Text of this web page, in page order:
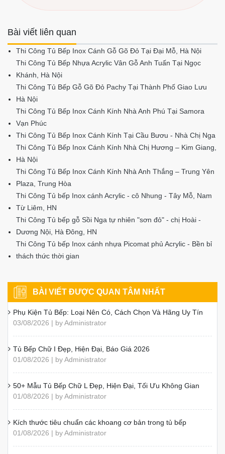
Bài viết liên quan
Thi Công Tủ Bếp Inox Cánh Gỗ Gõ Đỏ Tại Đại Mỗ, Hà Nội
Thi Công Tủ Bếp Nhựa Acrylic Vân Gỗ Anh Tuấn Tại Ngọc
Khánh, Hà Nội
Thi Công Tủ Bếp Gỗ Gõ Đỏ Pachy Tại Thành Phố Giao Lưu
Hà Nội
Thi Công Tủ Bếp Inox Cánh Kính Nhà Anh Phú Tại Samora
Vạn Phúc
Thi Công Tủ Bếp Inox Cánh Kính Tại Cầu Bươu - Nhà Chị Nga
Thi Công Tủ Bếp Inox Cánh Kính Nhà Chị Hương – Kim Giang,
Hà Nội
Thi Công Tủ Bếp Inox Cánh Kính Nhà Anh Thắng – Trung Yên
Plaza, Trung Hòa
Thi Công Tủ bếp Inox cánh Acrylic - cô Nhung - Tây Mỗ, Nam
Từ Liêm, HN
Thi Công Tủ bếp gỗ Sồi Nga tự nhiên "sơn đỏ" - chị Hoài -
Dương Nội, Hà Đông, HN
Thi Công Tủ bếp Inox cánh nhựa Picomat phủ Acrylic - Bền bỉ
thách thức thời gian
BÀI VIẾT ĐƯỢC QUAN TÂM NHẤT
Phụ Kiện Tủ Bếp: Loại Nên Có, Cách Chọn Và Hãng Uy Tín
03/08/2026 | by Administrator
Tủ Bếp Chữ I Đẹp, Hiện Đại, Báo Giá 2026
01/08/2026 | by Administrator
50+ Mẫu Tủ Bếp Chữ L Đẹp, Hiện Đại, Tối Ưu Không Gian
01/08/2026 | by Administrator
Kích thước tiêu chuẩn các khoang cơ bản trong tủ bếp
01/08/2026 | by Administrator